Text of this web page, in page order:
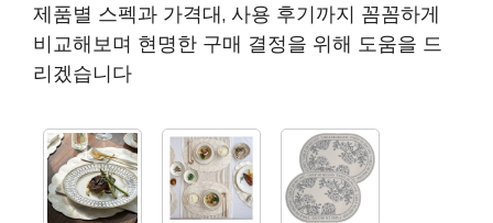
제품별 스펙과 가격대, 사용 후기까지 꼼꼼하게
비교해보며 현명한 구매 결정을 위해 도움을 드
리겠습니다